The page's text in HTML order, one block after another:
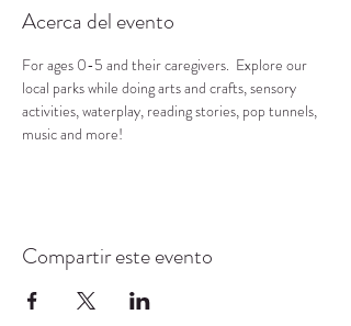
Acerca del evento
For ages 0-5 and their caregivers.  Explore our
local parks while doing arts and crafts, sensory
activities, waterplay, reading stories, pop tunnels,
music and more!
Compartir este evento